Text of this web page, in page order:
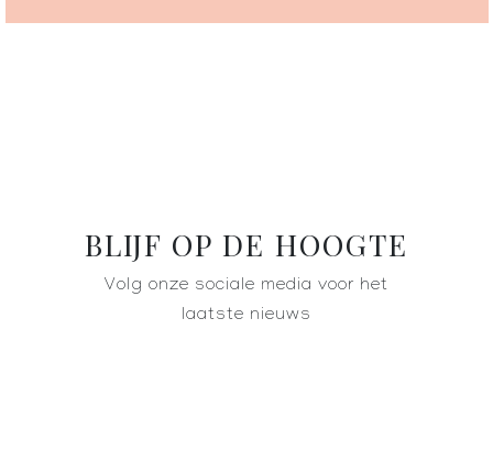
BLIJF OP DE HOOGTE
Volg onze sociale media voor het
laatste nieuws